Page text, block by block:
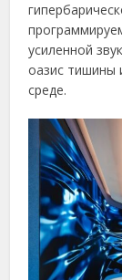
усиленной
оазис тишины
среде.